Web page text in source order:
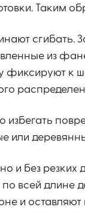
Таким
из
фиксируют
избегать
или
и без
всей длине
и